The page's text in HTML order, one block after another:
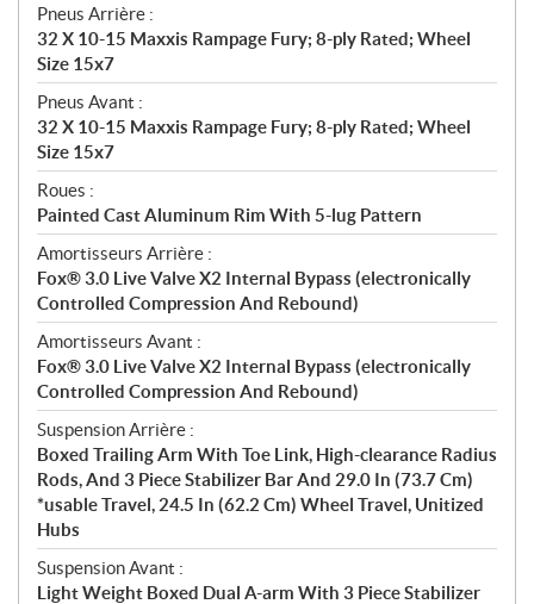
Pneus Arrière :
32 X 10-15 Maxxis Rampage Fury; 8-ply Rated; Wheel
Size 15x7
Pneus Avant :
32 X 10-15 Maxxis Rampage Fury; 8-ply Rated; Wheel
Size 15x7
Roues :
Painted Cast Aluminum Rim With 5-lug Pattern
Amortisseurs Arrière :
Fox® 3.0 Live Valve X2 Internal Bypass (electronically
Controlled Compression And Rebound)
Amortisseurs Avant :
Fox® 3.0 Live Valve X2 Internal Bypass (electronically
Controlled Compression And Rebound)
Suspension Arrière :
Boxed Trailing Arm With Toe Link, High-clearance Radius
Rods, And 3 Piece Stabilizer Bar And 29.0 In (73.7 Cm)
*usable Travel, 24.5 In (62.2 Cm) Wheel Travel, Unitized
Hubs
Suspension Avant :
Light Weight Boxed Dual A-arm With 3 Piece Stabilizer